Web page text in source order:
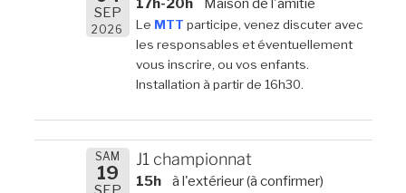
SEP
2026
17h-20h Maison de l'amitié
Le MTT participe, venez discuter avec
les responsables et éventuellement
vous inscrire, ou vos enfants.
Installation à partir de 16h30.
SAM
19
J1 championnat
15h à l'extérieur (à confirmer)